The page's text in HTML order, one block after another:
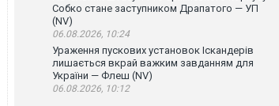
Собко стане заступником Драпатого — УП
(NV)
06.08.2026, 10:24
Ураження пускових установок Іскандерів
лишається вкрай важким завданням для
України — Флеш (NV)
06.08.2026, 10:12